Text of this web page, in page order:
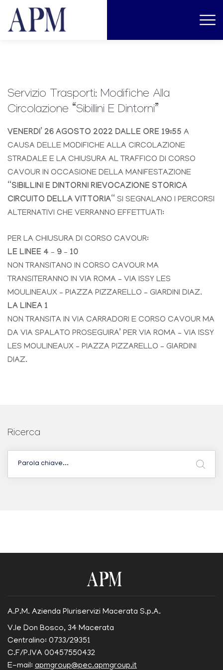
Servizio Trasporti: Modifiche Alla
Circolazione “Sibillini E Dintorni”
VENERDI’ 26 AGOSTO 2022 DALLE ORE 19:55 A
CAUSA DELLE MODIFICHE ALLA CIRCOLAZIONE
STRADALE E LA CHIUSURA AL TRAFFICO DI CORSO
CAVOUR IN OCCASIONE DELLA MANIFESTAZIONE
“SIBILLINI E DINTORNI RIEVOCAZIONE STORICA
CIRCUITO DELLA VITTORIA“
SI SEGNALANO I PERCORSI
ALTERNATIVI CHE VERRANNO EFFETTUATI:
PER LA CHIUSURA DI CORSO CAVOUR:
LE LINEE 4 – 9 – 10
NON TRANSITANO IN CORSO CAVOUR MA
TRANSITERANNO IN VIA ROMA – VIA ISSY LES
MOULINEAUX – PIAZZA PIZZARELLO – GIARDINI DIAZ.
LA LINEA 1
NON TRANSITA IN VIA CARRADORI E CORSO CAVOUR MA
DA VIA SPALATO PROSEGUIRA’ PER VIA ROMA – VIA ISSY
LES MOULINEAUX – PIAZZA PIZZARELLO – GIARDINI
DIAZ.
Ricerca
A.P.M. Azienda Pluriservizi Macerata S.p.A.
V.le Don Bosco, 34 Macerata
Centralino: 0733/29351
C.F/P.IVA 00457550432
E-mail: apmgroup@pec.apmgroup.it